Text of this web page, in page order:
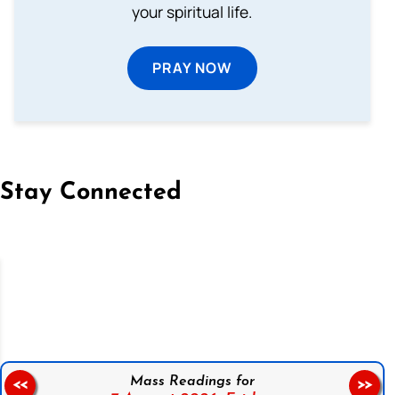
your spiritual life.
PRAY NOW
Stay Connected
Mass Readings for
<< >>